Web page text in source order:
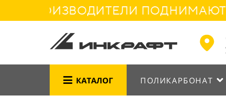
ПОДНИМАЮТ
КАТАЛОГ ПОЛИКАРБОНАТ